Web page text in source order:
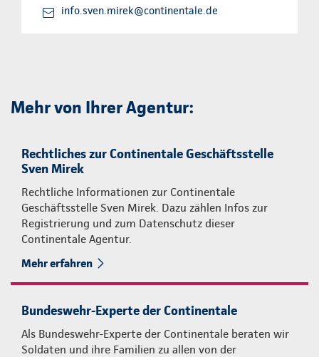
info.sven.mirek@continentale.de
Mehr von Ihrer Agentur:
Rechtliches zur Continentale Geschäftsstelle
Sven Mirek
Rechtliche Informationen zur Continentale
Geschäftsstelle Sven Mirek. Dazu zählen Infos zur
Registrierung und zum Datenschutz dieser
Continentale Agentur.
Mehr erfahren
Bundeswehr-Experte der Continentale
Als Bundeswehr-Experte der Continentale beraten wir
Soldaten und ihre Familien zu allen von der